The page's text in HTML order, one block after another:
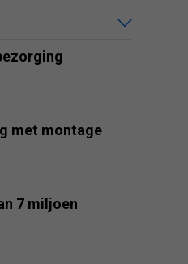
met montage
7 miljoen